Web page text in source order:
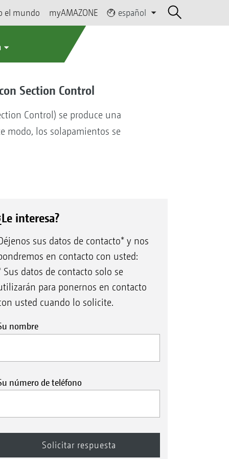
el mundo myAMAZONE español
Section Control
Control) se produce una
modo, los solapamientos se
interesa?
sus datos de contacto* y nos
en contacto con usted:
Sus datos de contacto solo se
para ponernos en contacto
usted cuando lo solicite.
nombre
número de teléfono